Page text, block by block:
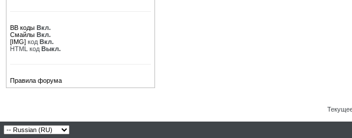
BB коды Вкл.
Смайлы Вкл.
[IMG] код Вкл.
HTML код Выкл.
Правила форума